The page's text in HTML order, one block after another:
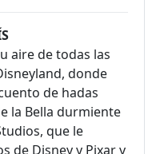
aire de todas las
donde
de hadas
la Bella durmiente
que le
de Disney y Pixar y